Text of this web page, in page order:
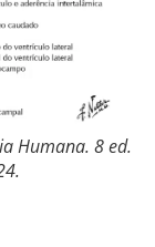
Humana. 8 ed.